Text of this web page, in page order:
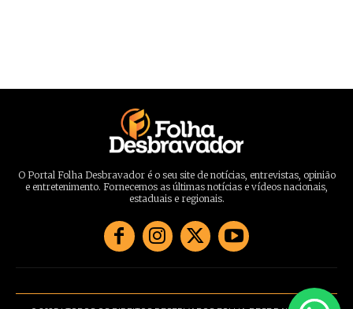
O Portal Folha Desbravador é o seu site de notícias, entrevistas, opinião
e entretenimento. Fornecemos as últimas notícias e vídeos nacionais,
estaduais e regionais.